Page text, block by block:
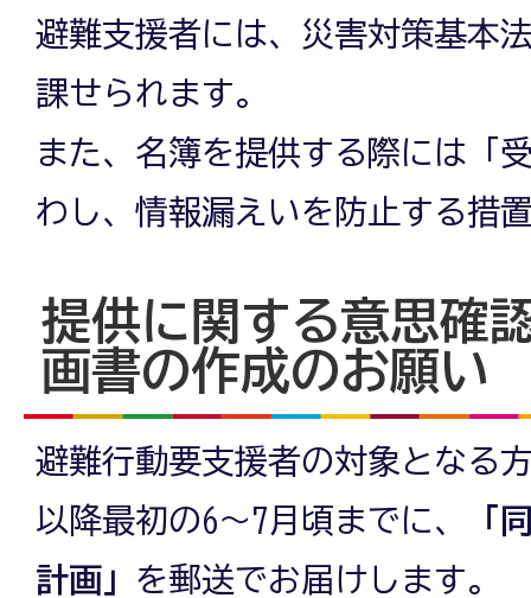
避難支援者には、災害対策基本
課せられます。
また、名簿を提供する際には「
わし、情報漏えいを防止する措
提供に関する意思確
画書の作成のお願い
避難行動要支援者の対象となる
以降最初の6～7月頃までに、
「
計画」 を郵送でお届けします。